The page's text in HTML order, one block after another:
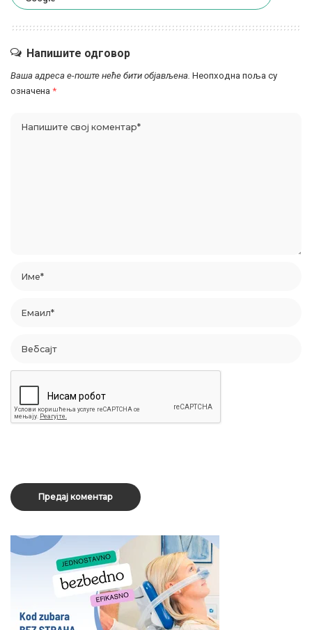
Напишите одговор
Ваша адреса е-поште неће бити објављена. Неопходна поља су
означена *